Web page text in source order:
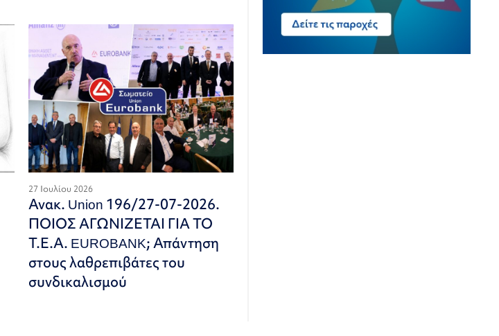
27 Ιουλίου 2026
Ανακ. Union 196/27-07-2026.
ΠΟΙΟΣ ΑΓΩΝΙΖΕΤΑΙ ΓΙΑ ΤΟ
Τ.Ε.Α. EUROBANK; Απάντηση
στους λαθρεπιβάτες του
συνδικαλισμού